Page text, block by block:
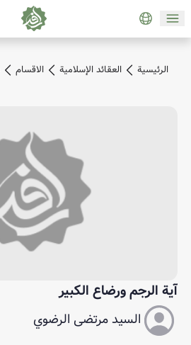
الرئیسیة العقائد الإسلامية الاقسام
آیة الرجم ورضاع الکبیر
السيد مرتضى الرضوي